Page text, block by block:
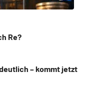
Re?
– kommt jetzt